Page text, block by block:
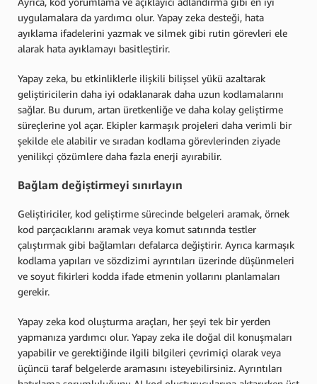
uygulamalara da yardımcı olur. Yapay zeka desteği, hata
ayıklama ifadelerini yazmak ve silmek gibi rutin görevleri ele
alarak hata ayıklamayı basitleştirir.
Yapay zeka, bu etkinliklerle ilişkili bilişsel yükü azaltarak
geliştiricilerin daha iyi odaklanarak daha uzun kodlamalarını
sağlar. Bu durum, artan üretkenliğe ve daha kolay geliştirme
süreçlerine yol açar. Ekipler karmaşık projeleri daha verimli bir
şekilde ele alabilir ve sıradan kodlama görevlerinden ziyade
yenilikçi çözümlere daha fazla enerji ayırabilir.
Bağlam değiştirmeyi sınırlayın
Geliştiriciler, kod geliştirme sürecinde belgeleri aramak, örnek
kod parçacıklarını aramak veya komut satırında testler
çalıştırmak gibi bağlamları defalarca değiştirir. Ayrıca karmaşık
kodlama yapıları ve sözdizimi ayrıntıları üzerinde düşünmeleri
ve soyut fikirleri kodda ifade etmenin yollarını planlamaları
gerekir.
Yapay zeka kod oluşturma araçları, her şeyi tek bir yerden
yapmanıza yardımcı olur. Yapay zeka ile doğal dil konuşmaları
yapabilir ve gerektiğinde ilgili bilgileri çevrimiçi olarak veya
üçüncü taraf belgelerde aramasını isteyebilirsiniz. Ayrıntıları